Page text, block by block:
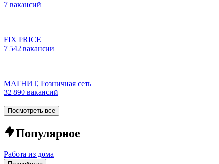
7 вакансий
FIX PRICE
7 542 вакансии
МАГНИТ, Розничная сеть
32 890 вакансий
Посмотреть все
Популярное
Работа из дома